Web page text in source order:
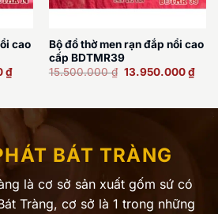
cao
₫Giá
hiện
8.500.000 ₫.
Bộ đồ thờ men rạn đắp nổi cao
cấp BDTMR39
15.500.000₫ Giá
13.950.000₫Giá
hiện
BÁT TRÀNG
là cơ sở sản xuất gốm sứ có
Tràng, cơ sở là 1 trong những